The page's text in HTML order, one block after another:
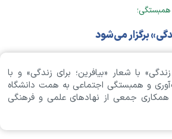
همبستگی؛
برگزار می‌شود
با شعار «بیافرین؛ برای زندگی» و با
و همبستگی اجتماعی به همت دانشگاه
همکاری جمعی از نهادهای علمی و فرهنگی